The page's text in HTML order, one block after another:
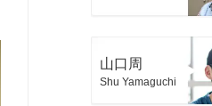
山口周
Shu Yamaguchi